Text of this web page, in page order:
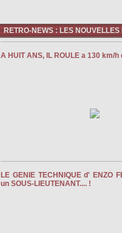
RETRO-NEWS : LES
A HUIT ANS, IL ROULE a 130 km/h
LE GENIE TECHNIQUE d' ENZO
un SOUS-LIEUTENANT.... !